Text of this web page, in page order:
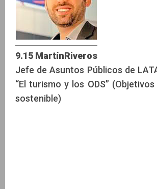
9.15 MartínRiveros
Jefe de Asuntos Públicos de
“El turismo y los ODS”
sostenible)